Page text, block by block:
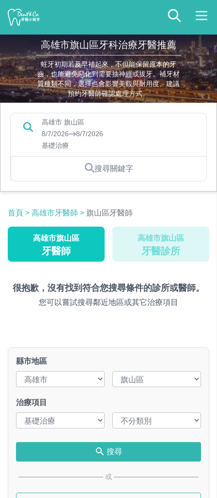
高雄市旗山區牙科治療牙醫推薦
蛀牙初期若及早補起來，不但能保留原本的牙
齒，也能避免惡化到需要抽神經或拔牙。補牙材
質種類不同，選擇也會影響美觀與耐用度。建議
預約牙醫師確認處理方式。
高雄市 旗山區
8/7/2026
8/7/2026
基礎治療
搜尋關鍵字
首頁 > 高雄市牙醫師 > 旗山區牙醫師
高雄市旗山區
牙醫師
高雄市旗山區
牙醫診所
很抱歉，沒有找到符合您搜尋條件的診所或醫師。
您可以嘗試搜尋鄰近地區或其它治療項目
縣市地區
治療項目
搜尋
或